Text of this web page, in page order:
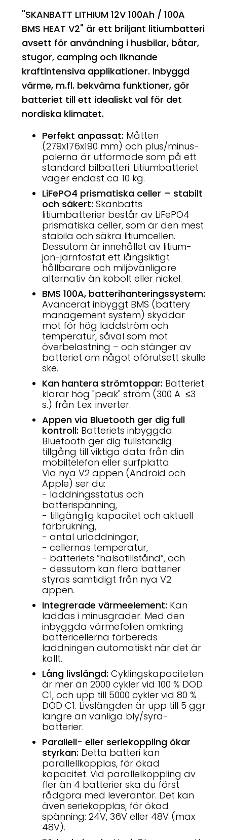
"SKANBATT LITHIUM 12V 100Ah / 100A
BMS HEAT V2" är ett briljant litiumbatteri
avsett för användning i husbilar, båtar,
stugor, camping och liknande
kraftintensiva applikationer. Inbyggd
värme, m.fl. bekväma funktioner, gör
batteriet till ett idealiskt val för det
nordiska klimatet.
Perfekt anpassat: Måtten
(279x176x190 mm) och plus/minus-
polerna är utformade som på ett
standard bilbatteri. Litiumbatteriet
väger endast ca 10 kg.
LiFePO4 prismatiska celler – stabilt
och säkert: Skanbatts
litiumbatterier består av LiFePO4
prismatiska celler, som är den mest
stabila och säkra litiumcellen.
Dessutom är innehållet av litium-
jon-järnfosfat ett långsiktigt
hållbarare och miljövänligare
alternativ än kobolt eller nickel.
BMS 100A, batterihanteringssystem:
Avancerat inbyggt BMS (battery
management system) skyddar
mot för hög laddström och
temperatur, såväl som mot
överbelastning – och stänger av
batteriet om något oförutsett skulle
ske.
Kan hantera strömtoppar: Batteriet
klarar hög "peak" ström (300 A ≤3
s.) från t.ex. inverter.
Appen via Bluetooth ger dig full
kontroll: Batteriets inbyggda
Bluetooth ger dig fullständig
tillgång till viktiga data från din
mobiltelefon eller surfplatta.
Via nya V2 appen (Android och
Apple) ser du:
- laddningsstatus och
batterispänning,
- tillgänglig kapacitet och aktuell
förbrukning,
- antal urladdningar,
- cellernas temperatur,
- batteriets ”hälsotillstånd”, och
- dessutom kan flera batterier
styras samtidigt från nya V2
appen.
Integrerade värmeelement: Kan
laddas i minusgrader. Med den
inbyggda värmefolien omkring
battericellerna förbereds
laddningen automatiskt när det är
kallt.
Lång livslängd: Cyklingskapaciteten
är mer än 2000 cykler vid 100 % DOD
C1, och upp till 5000 cykler vid 80 %
DOD C1. Livslängden är upp till 5 ggr
längre än vanliga bly/syra-
batterier.
Parallell- eller seriekoppling ökar
styrkan: Detta batteri kan
parallellkopplas, för ökad
kapacitet. Vid parallelkoppling av
fler än 4 batterier ska du först
rådgöra med leverantör. Det kan
även seriekopplas, för ökad
spänning: 24V, 36V eller 48V (max
48V).